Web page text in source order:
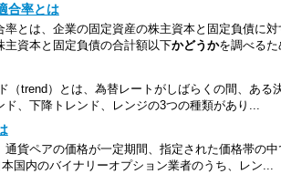
合率とは
とは、企業の固定資産の株主資本と固定負債に
資本と固定負債の合計額以下かどうかを調べるた
（trend）とは、為替レートがしばらくの間、ある
、下降トレンド、レンジの3つの種類があり...
貨ペアの価格が一定期間、指定された価格帯の中
国内のバイナリーオプション業者のうち、レン...